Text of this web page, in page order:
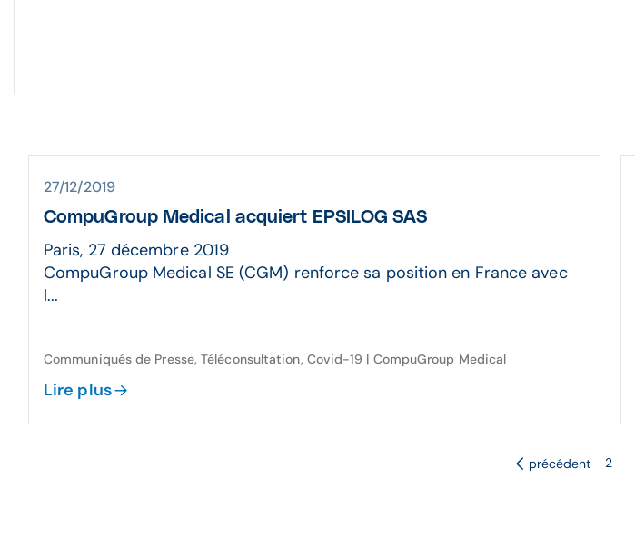
27/12/2019
CompuGroup Medical acquiert EPSILOG SAS
Paris, 27 décembre 2019
CompuGroup Medical SE (CGM) renforce sa position en France avec
l...
Communiqués de Presse, Téléconsultation, Covid-19 | CompuGroup Medical
Lire plus
précédent 2